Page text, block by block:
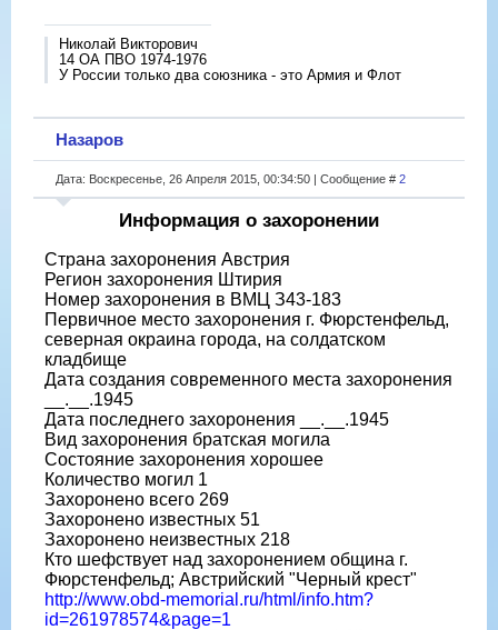
Николай Викторович
14 ОА ПВО 1974-1976
У России только два союзника - это Армия и Флот
Назаров
Дата: Воскресенье, 26 Апреля 2015, 00:34:50 | Сообщение # 2
Информация о захоронении
Страна захоронения Австрия
Регион захоронения Штирия
Номер захоронения в ВМЦ З43-183
Первичное место захоронения г. Фюрстенфельд,
северная окраина города, на солдатском
кладбище
Дата создания современного места захоронения
__.__.1945
Дата последнего захоронения __.__.1945
Вид захоронения братская могила
Состояние захоронения хорошее
Количество могил 1
Захоронено всего 269
Захоронено известных 51
Захоронено неизвестных 218
Кто шефствует над захоронением община г.
Фюрстенфельд; Австрийский "Черный крест"
http://www.obd-memorial.ru/html/info.htm?
id=261978574&page=1